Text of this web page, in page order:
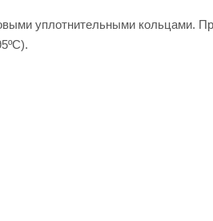
уплотнительными кольцами.